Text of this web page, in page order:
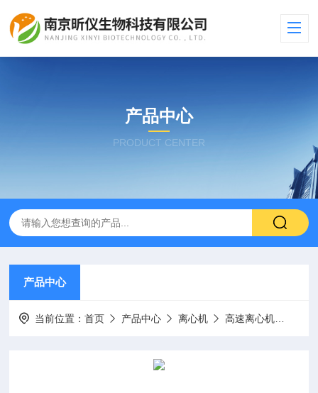
产品中心
PRODUCT CENTER
产品中心
当前位置：首页 产品中心 离心机 高速离心机